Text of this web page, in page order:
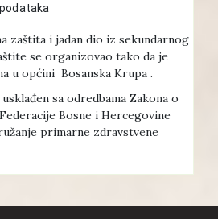
zaštita i jadan dio iz sekundarnog
se organizovao tako da je
u općini Bosanska Krupa .
sa odredbama Zakona o
Bosne i Hercegovine
primarne zdravstvene